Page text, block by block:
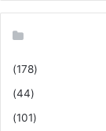
(178)
(44)
(101)